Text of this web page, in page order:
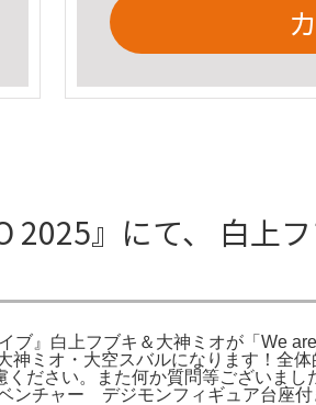
2025』にて、 白上
』白上フブキ＆大神ミオが「We
ミオ・大空スバルになります！全
ださい。また何か質問等ございま
ベンチャー デジモンフィギュア台